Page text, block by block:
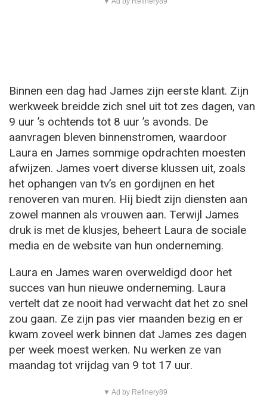
Binnen een dag had James zijn eerste klant. Zijn
werkweek breidde zich snel uit tot zes dagen, van
9 uur ’s ochtends tot 8 uur ’s avonds. De
aanvragen bleven binnenstromen, waardoor
Laura en James sommige opdrachten moesten
afwijzen. James voert diverse klussen uit, zoals
het ophangen van tv’s en gordijnen en het
renoveren van muren. Hij biedt zijn diensten aan
zowel mannen als vrouwen aan. Terwijl James
druk is met de klusjes, beheert Laura de sociale
media en de website van hun onderneming.
Laura en James waren overweldigd door het
succes van hun nieuwe onderneming. Laura
vertelt dat ze nooit had verwacht dat het zo snel
zou gaan. Ze zijn pas vier maanden bezig en er
kwam zoveel werk binnen dat James zes dagen
per week moest werken. Nu werken ze van
maandag tot vrijdag van 9 tot 17 uur.
▼ Ad by Refinery89